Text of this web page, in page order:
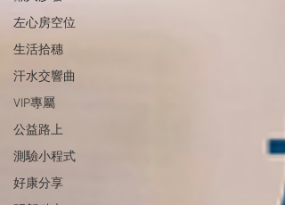
左心房空位
生活拾穗
汗水交響曲
VIP專屬
公益路上
測驗小程式
好康分享